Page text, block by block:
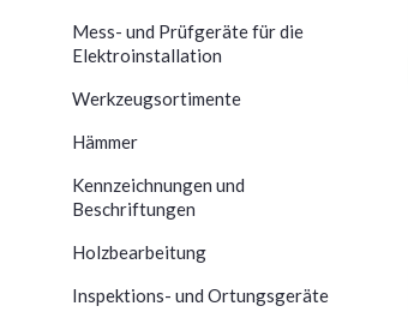
Mess- und Prüfgeräte für die
Elektroinstallation
Werkzeugsortimente
Hämmer
Kennzeichnungen und
Beschriftungen
Holzbearbeitung
Inspektions- und Ortungsgeräte